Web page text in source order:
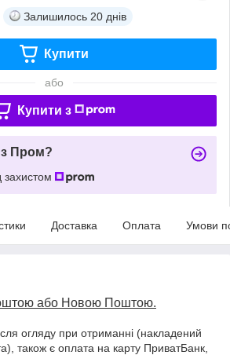
Залишилось 20 днів
Купити
або
Купити з
з Пром?
захистом
Доставка Оплата Умови
або Новою Поштою.
огляду при отриманні (накладений
також є оплата на карту ПриватБанк,